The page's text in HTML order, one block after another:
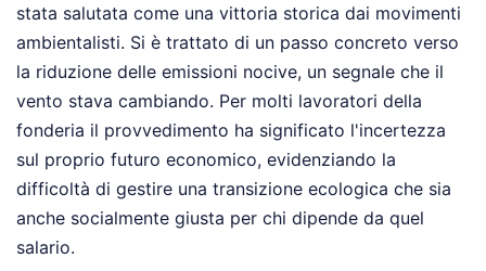
stata salutata come una vittoria storica dai movimenti
ambientalisti. Si è trattato di un passo concreto verso
la riduzione delle emissioni nocive, un segnale che il
vento stava cambiando. Per molti lavoratori della
fonderia il provvedimento ha significato l'incertezza
sul proprio futuro economico, evidenziando la
difficoltà di gestire una transizione ecologica che sia
anche socialmente giusta per chi dipende da quel
salario.